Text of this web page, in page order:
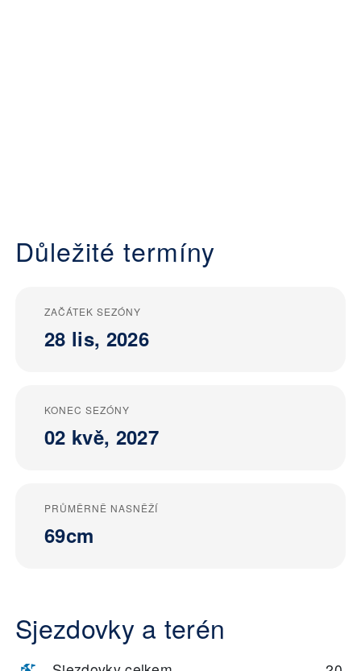
Důležité termíny
ZAČÁTEK SEZÓNY
28 lis, 2026
KONEC SEZÓNY
02 kvě, 2027
PRŮMĚRNĚ NASNĚŽÍ
69cm
Sjezdovky a terén